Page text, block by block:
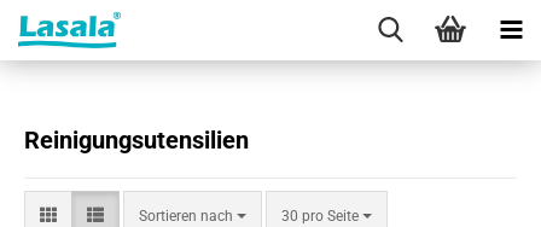
Reinigungsutensilien
Sortieren nach
Sortieren
30 pro Seite
pro Seite